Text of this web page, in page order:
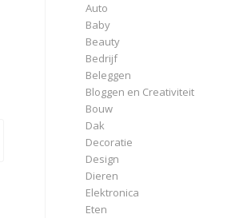
Auto
Baby
Beauty
Bedrijf
Beleggen
Bloggen en Creativiteit
Bouw
Dak
Decoratie
Design
Dieren
Elektronica
Eten